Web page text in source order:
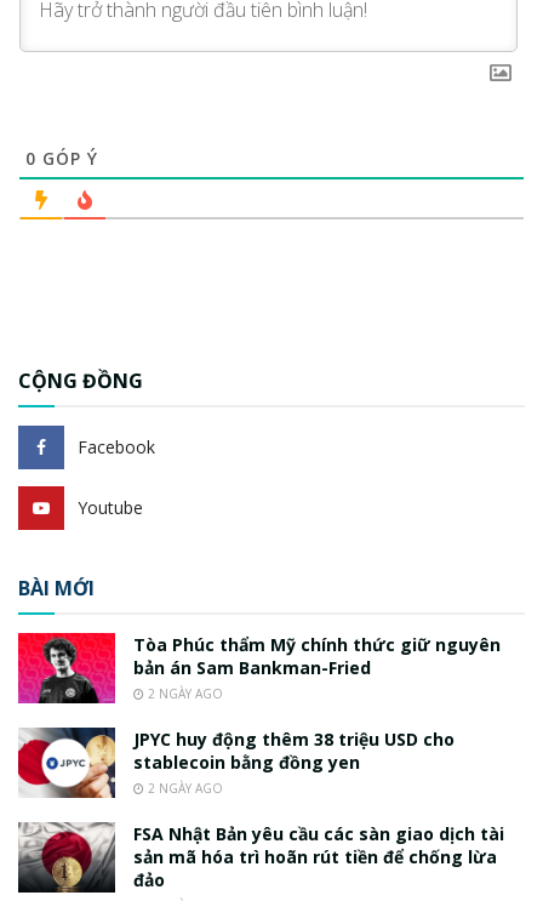
0 GÓP Ý
CỘNG ĐỒNG
Facebook
Youtube
BÀI MỚI
Tòa Phúc thẩm Mỹ chính thức giữ nguyên
bản án Sam Bankman-Fried
2 NGÀY AGO
JPYC huy động thêm 38 triệu USD cho
stablecoin bằng đồng yen
2 NGÀY AGO
FSA Nhật Bản yêu cầu các sàn giao dịch tài
sản mã hóa trì hoãn rút tiền để chống lừa
đảo